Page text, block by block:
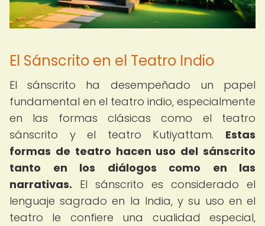
El Sánscrito en el Teatro Indio
El sánscrito ha desempeñado un papel
fundamental en el teatro indio, especialmente
en las formas clásicas como el teatro
sánscrito y el teatro Kutiyattam. Estas
formas de teatro hacen uso del sánscrito
tanto en los diálogos como en las
narrativas. El sánscrito es considerado el
lenguaje sagrado en la India, y su uso en el
teatro le confiere una cualidad especial,